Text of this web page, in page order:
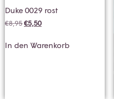
Duke 0029 rost
€8,95€5,50
In den Warenkorb